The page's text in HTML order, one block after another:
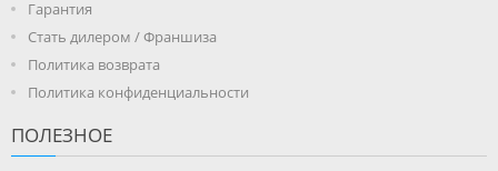
Гарантия
Стать дилером / Франшиза
Политика возврата
Политика конфиденциальности
ПОЛЕЗНОЕ